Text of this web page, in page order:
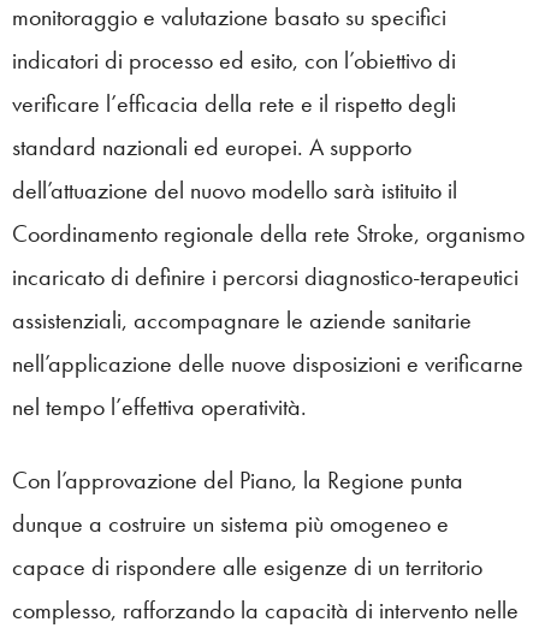
monitoraggio e valutazione basato su specifici
indicatori di processo ed esito, con l’obiettivo di
verificare l’efficacia della rete e il rispetto degli
standard nazionali ed europei. A supporto
dell’attuazione del nuovo modello sarà istituito il
Coordinamento regionale della rete Stroke, organismo
incaricato di definire i percorsi diagnostico-terapeutici
assistenziali, accompagnare le aziende sanitarie
nell’applicazione delle nuove disposizioni e verificarne
nel tempo l’effettiva operatività.
Con l’approvazione del Piano, la Regione punta
dunque a costruire un sistema più omogeneo e
capace di rispondere alle esigenze di un territorio
complesso, rafforzando la capacità di intervento nelle